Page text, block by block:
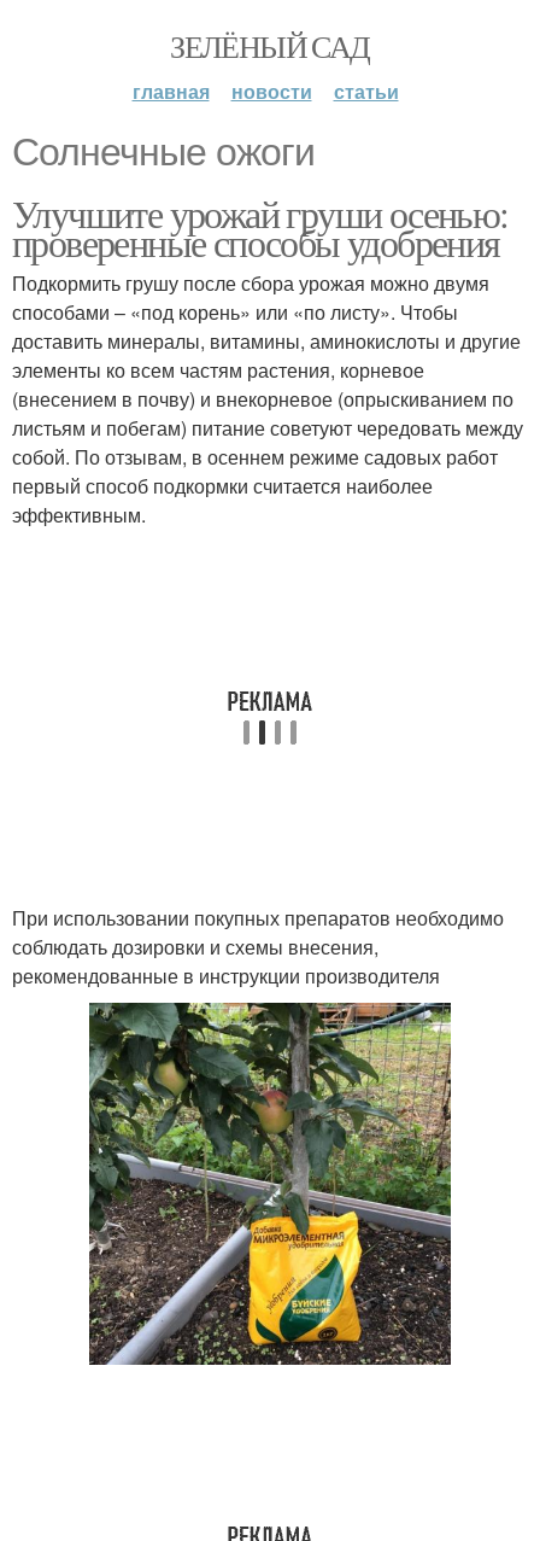
ЗЕЛЁНЫЙ САД
главная новости статьи
Солнечные ожоги
Улучшите урожай груши осенью:
проверенные способы удобрения
Подкормить грушу после сбора урожая можно двумя
способами – «под корень» или «по листу». Чтобы
доставить минералы, витамины, аминокислоты и другие
элементы ко всем частям растения, корневое
(внесением в почву) и внекорневое (опрыскиванием по
листьям и побегам) питание советуют чередовать между
собой. По отзывам, в осеннем режиме садовых работ
первый способ подкормки считается наиболее
эффективным.
При использовании покупных препаратов необходимо
соблюдать дозировки и схемы внесения,
рекомендованные в инструкции производителя